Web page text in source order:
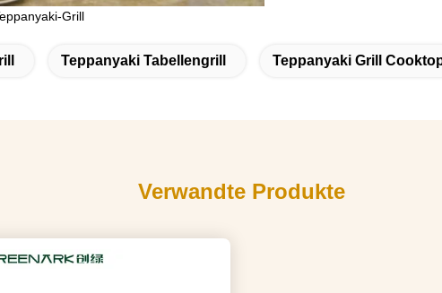
Grill
Teppanyaki Tabellengrill Teppanyaki Grill
Verwandte Produkte